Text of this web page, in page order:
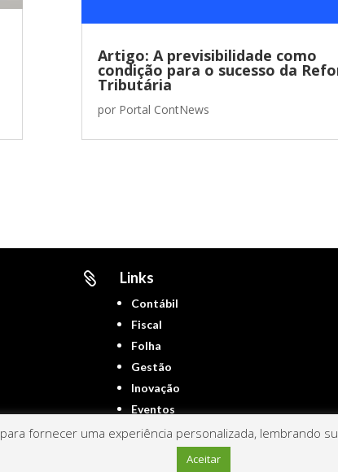
Artigo: A previsibilidade como
condição para o sucesso da
Tributária
por Portal ContNews
 Links
Contábil
Fiscal
Folha
Gestão
Inovação
Eventos
Portal ContNews © 2022 – Todos os direitos reservados |
para fornecer uma experiência personalizada, lembrando
Aceitar